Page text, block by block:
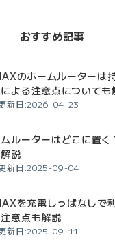
おすすめ記事
のホームルーターは
よる注意点についても
新日:2026-04-23
ルーターはどこに置く
説
新日:2025-09-04
を充電しっぱなしで
意点も解説
新日:2025-09-11